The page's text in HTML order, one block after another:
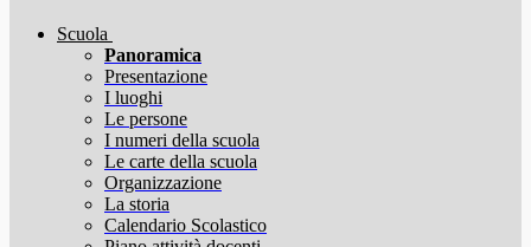
Scuola
Panoramica
Presentazione
I luoghi
Le persone
I numeri della scuola
Le carte della scuola
Organizzazione
La storia
Calendario Scolastico